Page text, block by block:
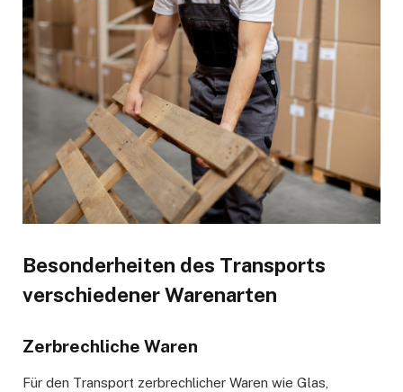
Besonderheiten des Transports
verschiedener Warenarten
Zerbrechliche Waren
Für den Transport zerbrechlicher Waren wie Glas,